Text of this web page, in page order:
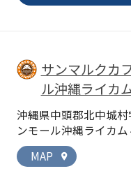
サンマルクカ
ル沖縄ライカ
沖縄県中頭郡北中城
ンモール沖縄ライカム
MAP
location_on